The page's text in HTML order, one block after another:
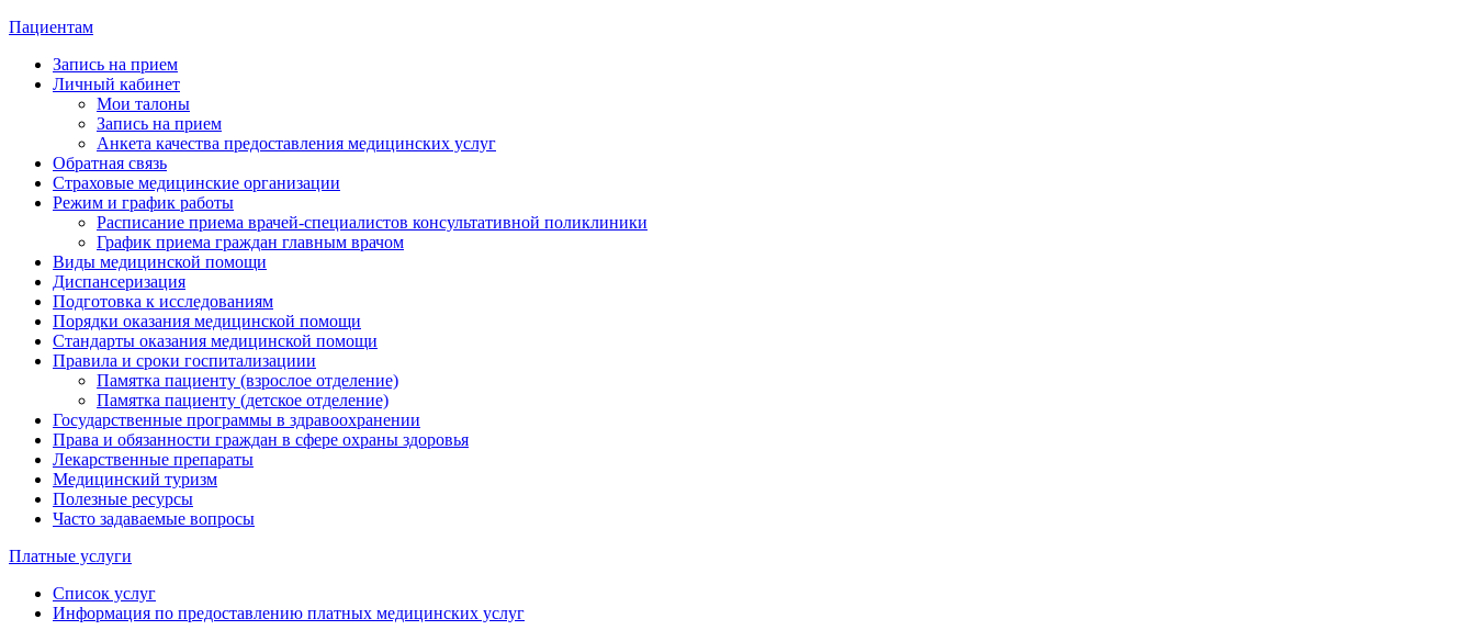
Пациентам
Запись на прием
Личный кабинет
Мои талоны
Запись на прием
Анкета качества предоставления медицинских услуг
Обратная связь
Страховые медицинские организации
Режим и график работы
Расписание приема врачей-специалистов консультативной поликлиники
График приема граждан главным врачом
Виды медицинской помощи
Диспансеризация
Подготовка к исследованиям
Порядки оказания медицинской помощи
Стандарты оказания медицинской помощи
Правила и сроки госпитализациии
Памятка пациенту (взрослое отделение)
Памятка пациенту (детское отделение)
Государственные программы в здравоохранении
Права и обязанности граждан в сфере охраны здоровья
Лекарственные препараты
Медицинский туризм
Полезные ресурсы
Часто задаваемые вопросы
Платные услуги
Список услуг
Информация по предоставлению платных медицинских услуг